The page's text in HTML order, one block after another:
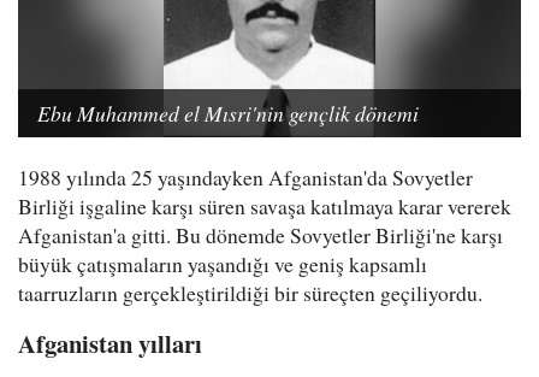
Ebu Muhammed el Mısri'nin gençlik dönemi
1988 yılında 25 yaşındayken Afganistan'da Sovyetler
Birliği işgaline karşı süren savaşa katılmaya karar vererek
Afganistan'a gitti. Bu dönemde Sovyetler Birliği'ne karşı
büyük çatışmaların yaşandığı ve geniş kapsamlı
taarruzların gerçekleştirildiği bir süreçten geçiliyordu.
Afganistan yılları